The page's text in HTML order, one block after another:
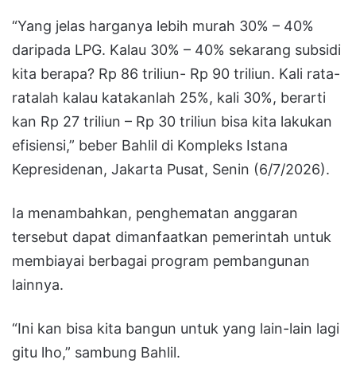
“Yang jelas harganya lebih murah 30% – 40%
daripada LPG. Kalau 30% – 40% sekarang subsidi
kita berapa? Rp 86 triliun- Rp 90 triliun. Kali rata-
ratalah kalau katakanlah 25%, kali 30%, berarti
kan Rp 27 triliun – Rp 30 triliun bisa kita lakukan
efisiensi,” beber Bahlil di Kompleks Istana
Kepresidenan, Jakarta Pusat, Senin (6/7/2026).
Ia menambahkan, penghematan anggaran
tersebut dapat dimanfaatkan pemerintah untuk
membiayai berbagai program pembangunan
lainnya.
“Ini kan bisa kita bangun untuk yang lain-lain lagi
gitu lho,” sambung Bahlil.